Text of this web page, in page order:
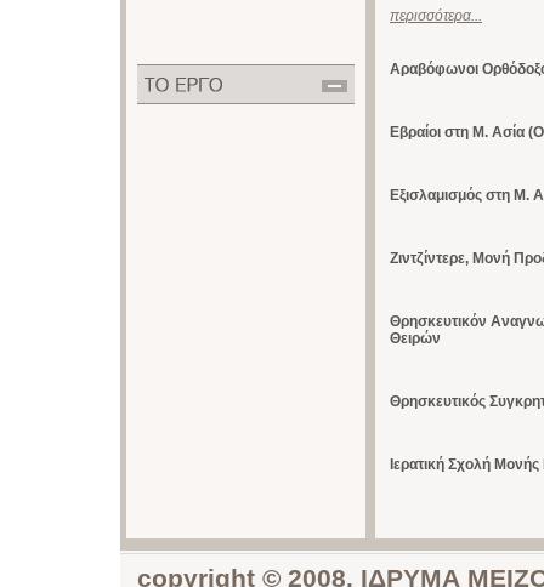
περισσότερα...
Αραβόφωνοι
Εβραίοι στη Μ. Ασία
Εξισλαμισμός στη Μ.
Ζιντζίντερε, Μονή
Θρησκευτικόν
Θειρών
Θρησκευτικός
Ιερατική Σχολή
copyright © 2008, ΙΔΡΥΜΑ